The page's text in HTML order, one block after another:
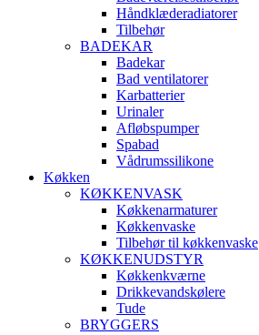
Håndklæderadiatorer
Tilbehør
BADEKAR
Badekar
Bad ventilatorer
Karbatterier
Urinaler
Afløbspumper
Spabad
Vådrumssilikone
Køkken
KØKKENVASK
Køkkenarmaturer
Køkkenvaske
Tilbehør til køkkenvaske
KØKKENUDSTYR
Køkkenkværne
Drikkevandskølere
Tude
BRYGGERS